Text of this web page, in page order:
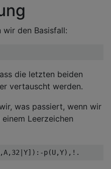
wir den Basisfall:
die letzten beiden
vertauscht werden.
was passiert, wenn wir
Leerzeichen